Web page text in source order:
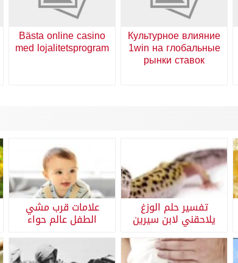
Культурное влияние
1win на глобальные
рынки ставок
Bästa online casino
med lojalitetsprogram
تفسير حلم الوزغ
يلاحقني لابن سيرين
علامات قرب مشي
الطفل عالم حواء